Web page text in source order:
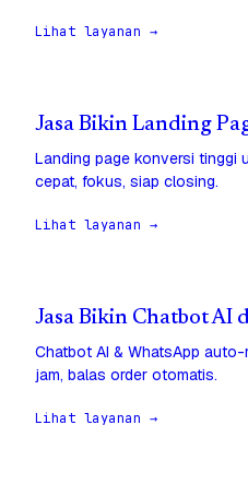
Lihat layanan →
Jasa Bikin Landing
Landing page konversi tinggi
cepat, fokus, siap closing.
Lihat layanan →
Jasa Bikin Chatbot AI
Chatbot AI & WhatsApp
jam, balas order otomatis.
Lihat layanan →